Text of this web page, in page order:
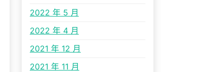
2022 年 5 月
2022 年 4 月
2021 年 12 月
2021 年 11 月